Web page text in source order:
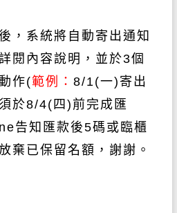
，系統將自動寄出通知
閱內容說明，並於3個
作(範例： 8/1(一) 寄出
於8/4(四)前 完成匯
告知匯款後5碼或臨櫃
棄已保留名額，謝謝。